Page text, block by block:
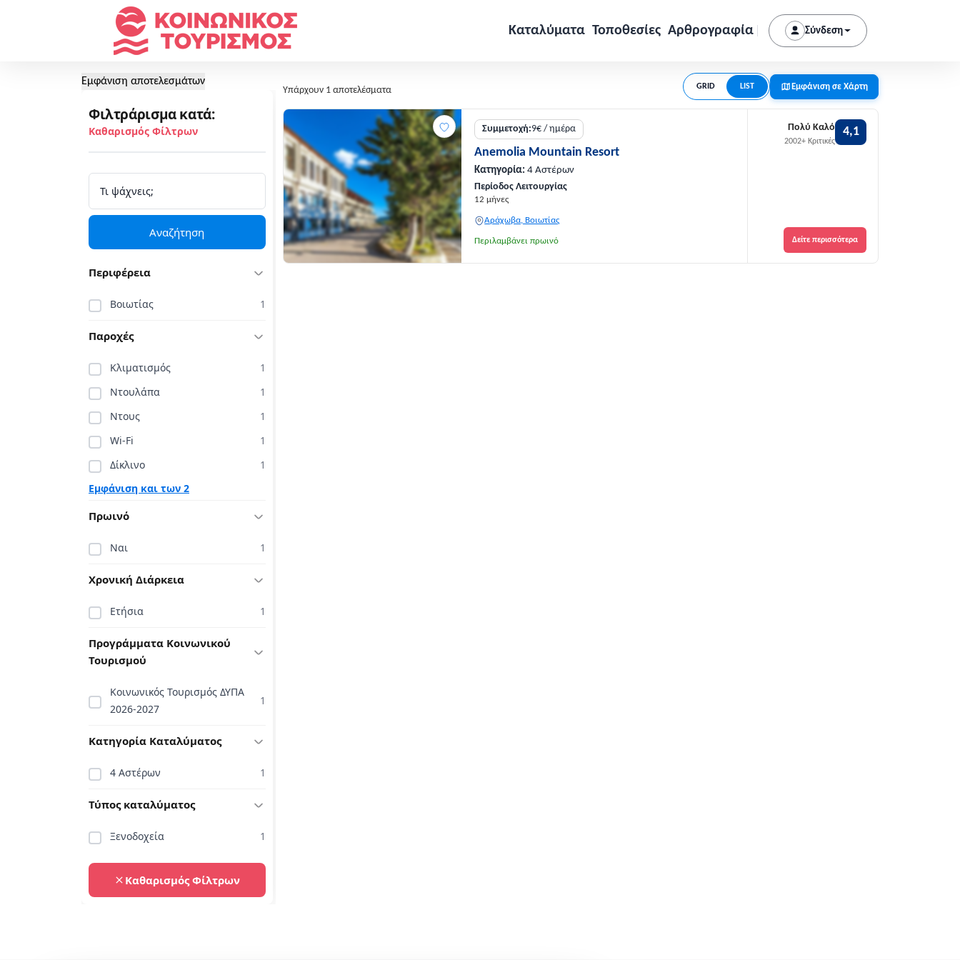
Καταλύματα Τοποθεσίες Αρθρογραφία Σύνδεση
Εμφάνιση αποτελεσμάτων
Φιλτράρισμα κατά:
Καθαρισμός Φίλτρων
Αναζήτηση
Περιφέρεια
Βοιωτίας 1
Παροχές
Κλιματισμός
1
Ντουλάπα
1
Ντους
1
Wi-Fi
1
Δίκλινο
1
Εμφάνιση και των 2
Πρωινό
Ναι 1
Χρονική Διάρκεια
Ετήσια 1
Προγράμματα Κοινωνικού
Τουρισμού
Κοινωνικός Τουρισμός ΔΥΠΑ
2026-2027
1
Κατηγορία Καταλύματος
4 Αστέρων 1
Τύπος καταλύματος
Ξενοδοχεία 1
Καθαρισμός Φίλτρων
Υπάρχουν 1 αποτελέσματα GRID LIST Εμφάνιση σε Χάρτη
Συμμετοχή:9€ / ημέρα
Anemolia Mountain Resort
Κατηγορία: 4 Αστέρων
Περίοδος Λειτουργίας
12 μήνες
Αράχωβα, Βοιωτίας
Περιλαμβάνει πρωινό
Πολύ Καλό
2002+ Κριτικές
4,1
Δείτε περισσότερα